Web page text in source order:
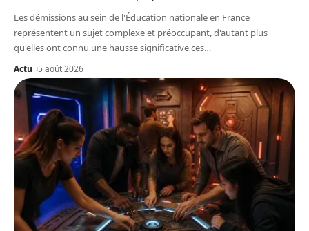
Les démissions au sein de l'Éducation nationale en France
représentent un sujet complexe et préoccupant, d'autant plus
qu'elles ont connu une hausse significative ces…
Actu 5 août 2026